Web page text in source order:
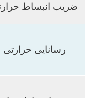
ضریب انبساط حرارتی
رسانایی حرارتی